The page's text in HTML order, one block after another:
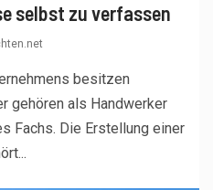
selbst zu verfassen
besitzen
gehören als Handwerker
Fachs. Die Erstellung einer